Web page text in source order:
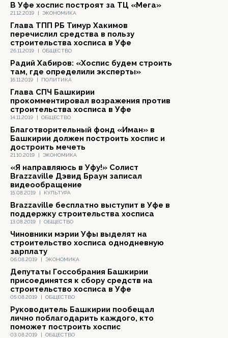
21.12.2019 | ЭКОНОМИКА
В Уфе хоспис построят за ТЦ «Мега»
26.11.2019 | ОБЩЕСТВО
Глава ТПП РБ Тимур Хакимов
перечислил средства в пользу
строительства хосписа в Уфе
16.11.2019 | ПОЛИТИКА
Радий Хабиров: «Хоспис будем строить
там, где определили эксперты»
14.11.2019 | ОБЩЕСТВО
Глава СПЧ Башкирии
прокомментировал возражения против
строительства хосписа в Уфе
21.10.2019 | ЭКОНОМИКА
Благотворительный фонд «Иман» в
Башкирии должен построить хоспис и
достроить мечеть
15.08.2019 | КУЛЬТУРА
«Я направляюсь в Уфу!» Солист
Brazzaville Дэвид Браун записал
видеообращение
13.08.2019 | ОБЩЕСТВО
Brazzaville бесплатно выступит в Уфе в
поддержку строительства хосписа
06.08.2019 | ЭКОНОМИКА
Чиновники мэрии Уфы выделят на
строительство хосписа однодневную
зарплату
05.08.2019 | ОБЩЕСТВО
Депутаты Госсобрания Башкирии
присоединятся к сбору средств на
строительство хосписа в Уфе
03.08.2019 | ОБЩЕСТВО
Руководитель Башкирии пообещал
лично поблагодарить каждого, кто
поможет построить хоспис